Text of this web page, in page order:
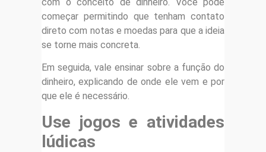
começar permitindo que tenham contato
direto com notas e moedas para que a ideia
se torne mais concreta.
Em seguida, vale ensinar sobre a função do
dinheiro, explicando de onde ele vem e por
que ele é necessário.
Use jogos e atividades
lúdicas